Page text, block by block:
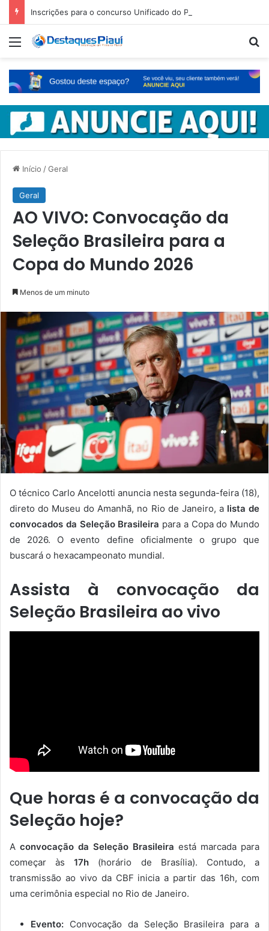
Menu
Início /Geral
Geral
AO VIVO: Convocação da
Seleção Brasileira para a
Copa do Mundo 2026
Menos de um minuto
O técnico Carlo Ancelotti anuncia nesta segunda-feira (18),
direto do Museu do Amanhã, no Rio de Janeiro, a lista de
convocados da Seleção Brasileira para a Copa do Mundo
de 2026. O evento define oficialmente o grupo que
buscará o hexacampeonato mundial.
Assista à convocação da
Seleção Brasileira ao vivo
Que horas é a convocação da
Seleção hoje?
A convocação da Seleção Brasileira está marcada para
começar às17h (horário de Brasília). Contudo, a
transmissão ao vivo da CBF inicia a partir das 16h, com
uma cerimônia especial no Rio de Janeiro.
Evento: Convocação da Seleção Brasileira para a